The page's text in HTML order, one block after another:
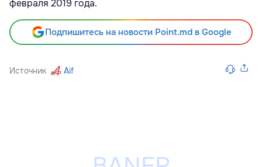
февраля 2019 года.
Подпишитесь на новости Point.md в Google
Источник Aif